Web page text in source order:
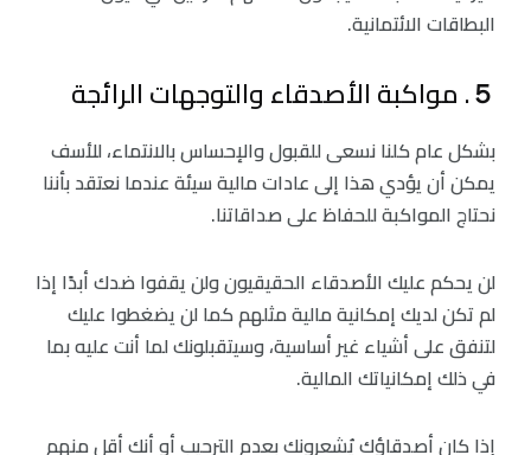
البطاقات الائتمانية.
５. مواكبة الأصدقاء والتوجهات الرائجة
بشكل عام كلنا نسعى للقبول والإحساس بالانتماء، للأسف
يمكن أن يؤدي هذا إلى عادات مالية سيئة عندما نعتقد بأننا
نحتاج المواكبة للحفاظ على صداقاتنا.
لن يحكم عليك الأصدقاء الحقيقيون ولن يقفوا ضدك أبدًا إذا
لم تكن لديك إمكانية مالية مثلهم كما لن يضغطوا عليك
لتنفق على أشياء غير أساسية، وسيتقبلونك لما أنت عليه بما
في ذلك إمكانياتك المالية.
إذا كان أصدقاؤك يُشعرونك بعدم الترحيب أو أنك أقل منهم